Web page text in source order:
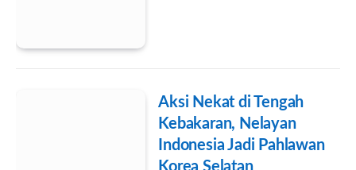
Aksi Nekat di Tengah
Kebakaran, Nelayan
Indonesia Jadi Pahlawan
Korea Selatan